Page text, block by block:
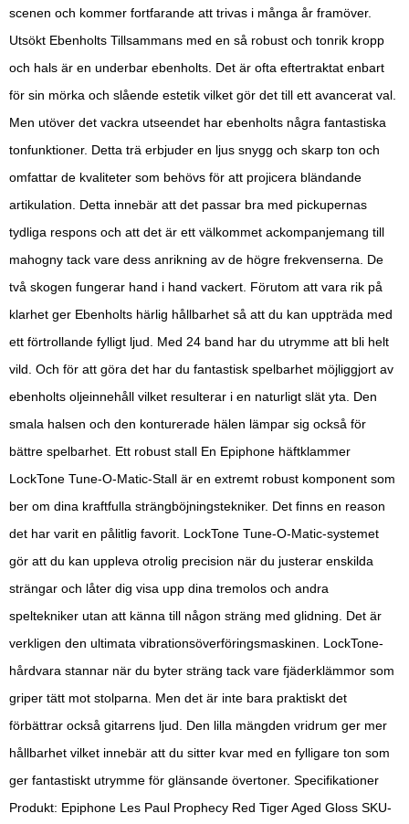
scenen och kommer fortfarande att trivas i många år framöver.
Utsökt Ebenholts Tillsammans med en så robust och tonrik kropp
och hals är en underbar ebenholts. Det är ofta eftertraktat enbart
för sin mörka och slående estetik vilket gör det till ett avancerat val.
Men utöver det vackra utseendet har ebenholts några fantastiska
tonfunktioner. Detta trä erbjuder en ljus snygg och skarp ton och
omfattar de kvaliteter som behövs för att projicera bländande
artikulation. Detta innebär att det passar bra med pickupernas
tydliga respons och att det är ett välkommet ackompanjemang till
mahogny tack vare dess anrikning av de högre frekvenserna. De
två skogen fungerar hand i hand vackert. Förutom att vara rik på
klarhet ger Ebenholts härlig hållbarhet så att du kan uppträda med
ett förtrollande fylligt ljud. Med 24 band har du utrymme att bli helt
vild. Och för att göra det har du fantastisk spelbarhet möjliggjort av
ebenholts oljeinnehåll vilket resulterar i en naturligt slät yta. Den
smala halsen och den konturerade hälen lämpar sig också för
bättre spelbarhet. Ett robust stall En Epiphone häftklammer
LockTone Tune-O-Matic-Stall är en extremt robust komponent som
ber om dina kraftfulla strängböjningstekniker. Det finns en reason
det har varit en pålitlig favorit. LockTone Tune-O-Matic-systemet
gör att du kan uppleva otrolig precision när du justerar enskilda
strängar och låter dig visa upp dina tremolos och andra
speltekniker utan att känna till någon sträng med glidning. Det är
verkligen den ultimata vibrationsöverföringsmaskinen. LockTone-
hårdvara stannar när du byter sträng tack vare fjäderklämmor som
griper tätt mot stolparna. Men det är inte bara praktiskt det
förbättrar också gitarrens ljud. Den lilla mängden vridrum ger mer
hållbarhet vilket innebär att du sitter kvar med en fylligare ton som
ger fantastiskt utrymme för glänsande övertoner. Specifikationer
Produkt: Epiphone Les Paul Prophecy Red Tiger Aged Gloss SKU-